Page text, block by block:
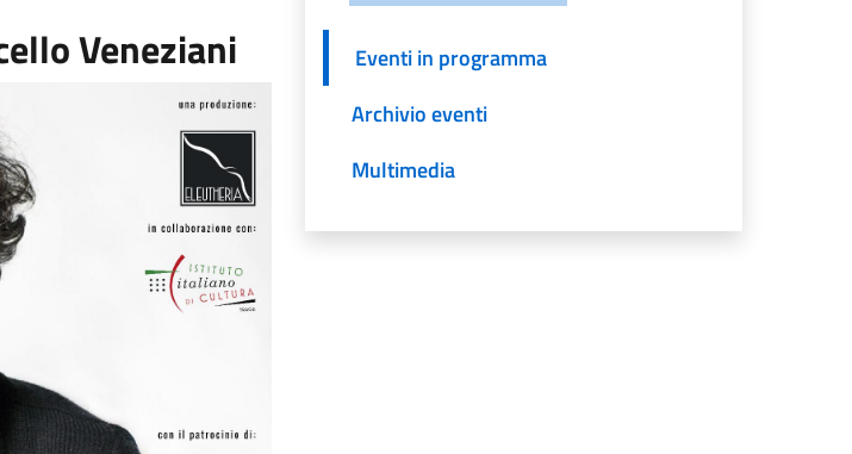
Veneziani
Eventi in programma
Archivio eventi
Multimedia